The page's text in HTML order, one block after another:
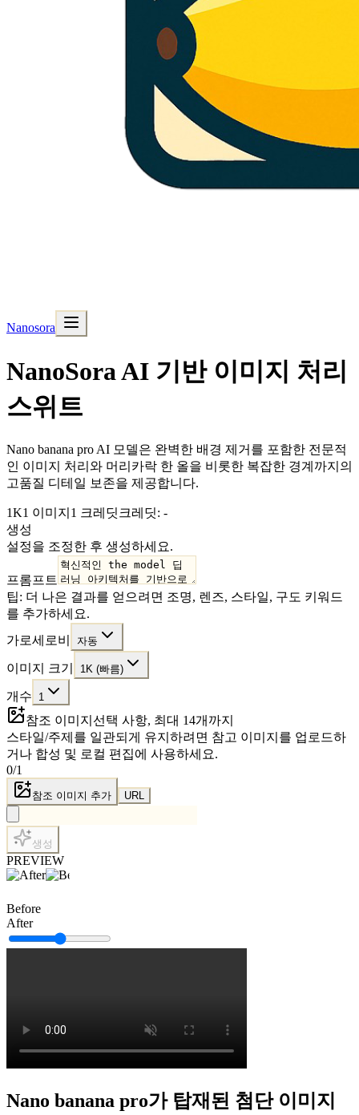
Nanosora
NanoSora AI 기반 이미지 처리
스위트
Nano banana pro AI 모델은 완벽한 배경 제거를 포함한 전문적
인 이미지 처리와 머리카락 한 올을 비롯한 복잡한 경계까지의
고품질 디테일 보존을 제공합니다.
1K1 이미지 1 크레딧 크레딧: -
생성
설정을 조정한 후 생성하세요.
프롬프트
팁: 더 나은 결과를 얻으려면 조명, 렌즈, 스타일, 구도 키워드
를 추가하세요.
가로세로비
자동
이미지 크기 1K (빠름)
개수 1
참조 이미지 선택 사항, 최대 14개까지
스타일/주제를 일관되게 유지하려면 참고 이미지를 업로드하
거나 합성 및 로컬 편집에 사용하세요.
0/1
참조 이미지 추가 URL
생성
PREVIEW
Before
After
Nano banana pro가 탑재된 첨단 이미지